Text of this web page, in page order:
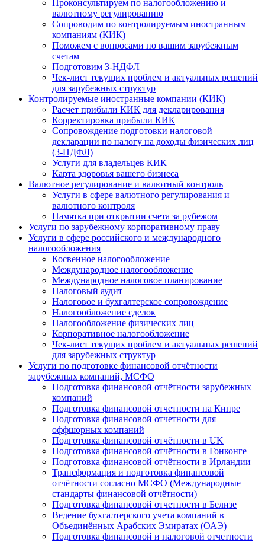
Проконсультируем по налогообложению и
валютному регулированию
Сопроводим по контролируемым иностранным
компаниям (КИК)
Поможем с вопросами по вашим зарубежным
счетам
Подготовим 3-НДФЛ
Чек-лист текущих проблем и актуальных решений
для зарубежных структур
Контролируемые иностранные компании (КИК)
Расчет прибыли КИК для декларирования
Корректировка прибыли КИК
Сопровождение подготовки налоговой
декларации по налогу на доходы физических лиц
(3-НДФЛ)
Услуги для владельцев КИК
Карта здоровья вашего бизнеса
Валютное регулирование и валютный контроль
Услуги в сфере валютного регулирования и
валютного контроля
Памятка при открытии счета за рубежом
Услуги по зарубежному корпоративному праву
Услуги в сфере российского и международного
налогообложения
Косвенное налогообложение
Международное налогообложение
Международное налоговое планирование
Налоговый аудит
Налоговое и бухгалтерское сопровождение
Налогообложение сделок
Налогообложение физических лиц
Корпоративное налогообложение
Чек-лист текущих проблем и актуальных решений
для зарубежных структур
Услуги по подготовке финансовой отчётности
зарубежных компаний, МСФО
Подготовка финансовой отчётности зарубежных
компаний
Подготовка финансовой отчетности на Кипре
Подготовка финансовой отчетности для
оффшорных компаний
Подготовка финансовой отчётности в UK
Подготовка финансовой отчётности в Гонконге
Подготовка финансовой отчётности в Ирландии
Трансформация и подготовка финансовой
отчётности согласно МСФО (Международные
стандарты финансовой отчётности)
Подготовка финансовой отчетности в Белизе
Ведение бухгалтерского учета компаний в
Объединённых Арабских Эмиратах (ОАЭ)
Подготовка финансовой и налоговой отчетности